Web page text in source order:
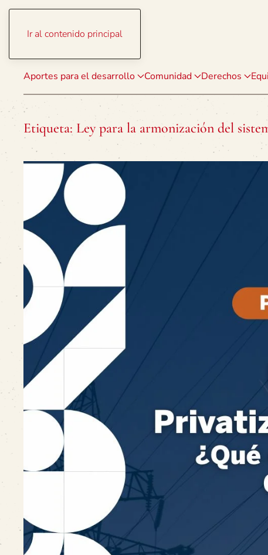
Ir al contenido principal
Aportes para el desarrollo Comunidad Derechos
Etiqueta: Ley para la armonización del